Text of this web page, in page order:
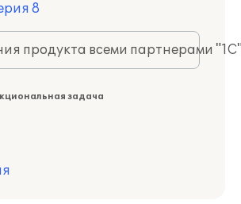
8
продукта всеми партнерами
задача